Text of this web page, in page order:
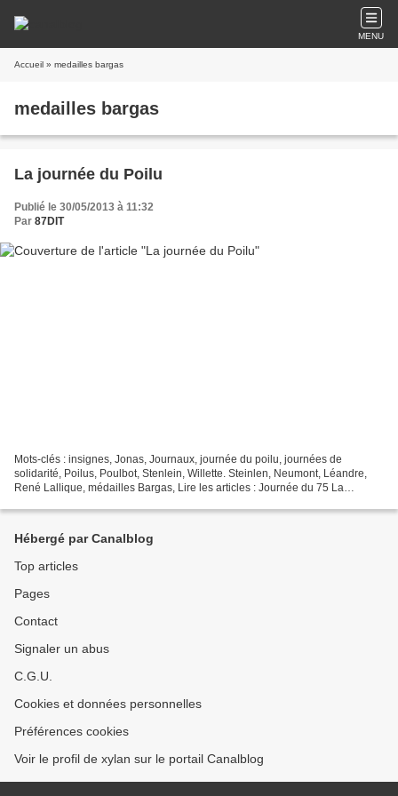
MENU
Accueil » medailles bargas
medailles bargas
La journée du Poilu
Publié le 30/05/2013 à 11:32
Par 87DIT
Mots-clés : insignes, Jonas, Journaux, journée du poilu, journées de
solidarité, Poilus, Poulbot, Stenlein, Willette. Steinlen, Neumont, Léandre,
René Lallique, médailles Bargas, Lire les articles : Journée du 75 La
Hébergé par Canalblog
Top articles
Pages
Contact
Signaler un abus
C.G.U.
Cookies et données personnelles
Préférences cookies
Voir le profil de xylan sur le portail Canalblog